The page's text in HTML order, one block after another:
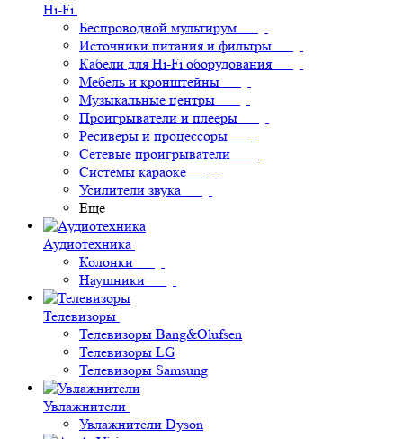
Hi-Fi
Беспроводной мультирум
Источники питания и фильтры
Кабели для Hi-Fi оборудования
Мебель и кронштейны
Музыкальные центры
Проигрыватели и плееры
Ресиверы и процессоры
Сетевые проигрыватели
Системы караоке
Усилители звука
Еще
Аудиотехника
Колонки
Наушники
Телевизоры
Телевизоры Bang&Olufsen
Телевизоры LG
Телевизоры Samsung
Увлажнители
Увлажнители Dyson